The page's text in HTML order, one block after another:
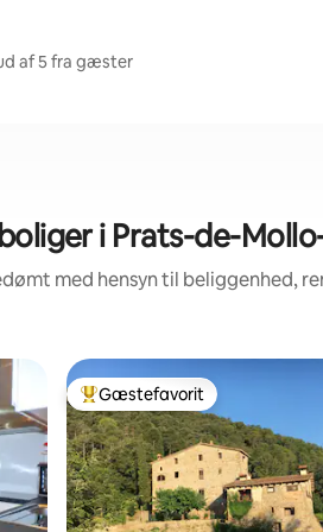
af 5 fra gæster
i Prats-de-
med hensyn til beliggenhed,
Bedste gæstefavorit
Gæstefavorit